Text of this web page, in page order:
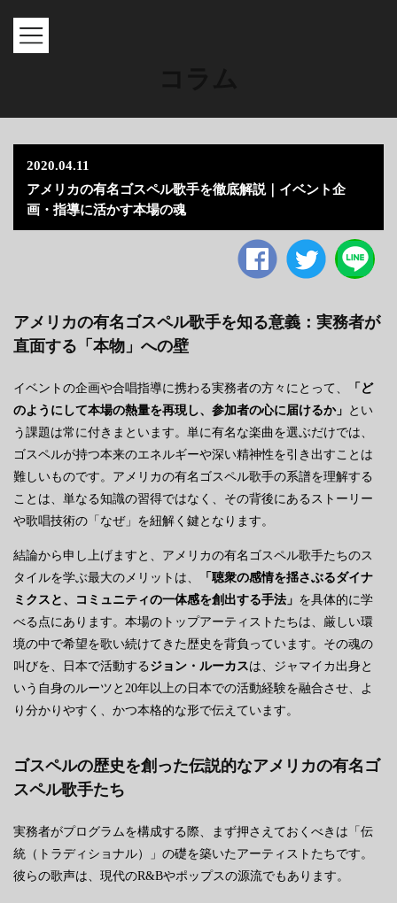
2020.04.11
アメリカの有名ゴスペル歌手を徹底解説｜イベント企
画・指導に活かす本場の魂
アメリカの有名ゴスペル歌手を知る意義：実務者が
直面する「本物」への壁
イベントの企画や合唱指導に携わる実務者の方々にとって、
「ど
のようにして本場の熱量を再現し、参加者の心に届けるか」 とい
う課題は常に付きまといます。単に有名な楽曲を選ぶだけでは、
ゴスペルが持つ本来のエネルギーや深い精神性を引き出すことは
難しいものです。アメリカの有名ゴスペル歌手の系譜を理解する
ことは、単なる知識の習得ではなく、その背後にあるストーリー
や歌唱技術の「なぜ」を紐解く鍵となります。
結論から申し上げますと、アメリカの有名ゴスペル歌手たちのス
タイルを学ぶ最大のメリットは、
「聴衆の感情を揺さぶるダイナ
ミクスと、コミュニティの一体感を創出する手法」 を具体的に学
べる点にあります。本場のトップアーティストたちは、厳しい環
境の中で希望を歌い続けてきた歴史を背負っています。その魂の
叫びを、日本で活動する ジョン・ルーカスは、ジャマイカ出身と
いう自身のルーツと20年以上の日本での活動経験を融合させ、よ
り分かりやすく、かつ本格的な形で伝えています。
ゴスペルの歴史を創った伝説的なアメリカの有名ゴ
スペル歌手たち
実務者がプログラムを構成する際、まず押さえておくべきは「伝
統（トラディショナル）」の礎を築いたアーティストたちです。
彼らの歌声は、現代のR&Bやポップスの源流でもあります。